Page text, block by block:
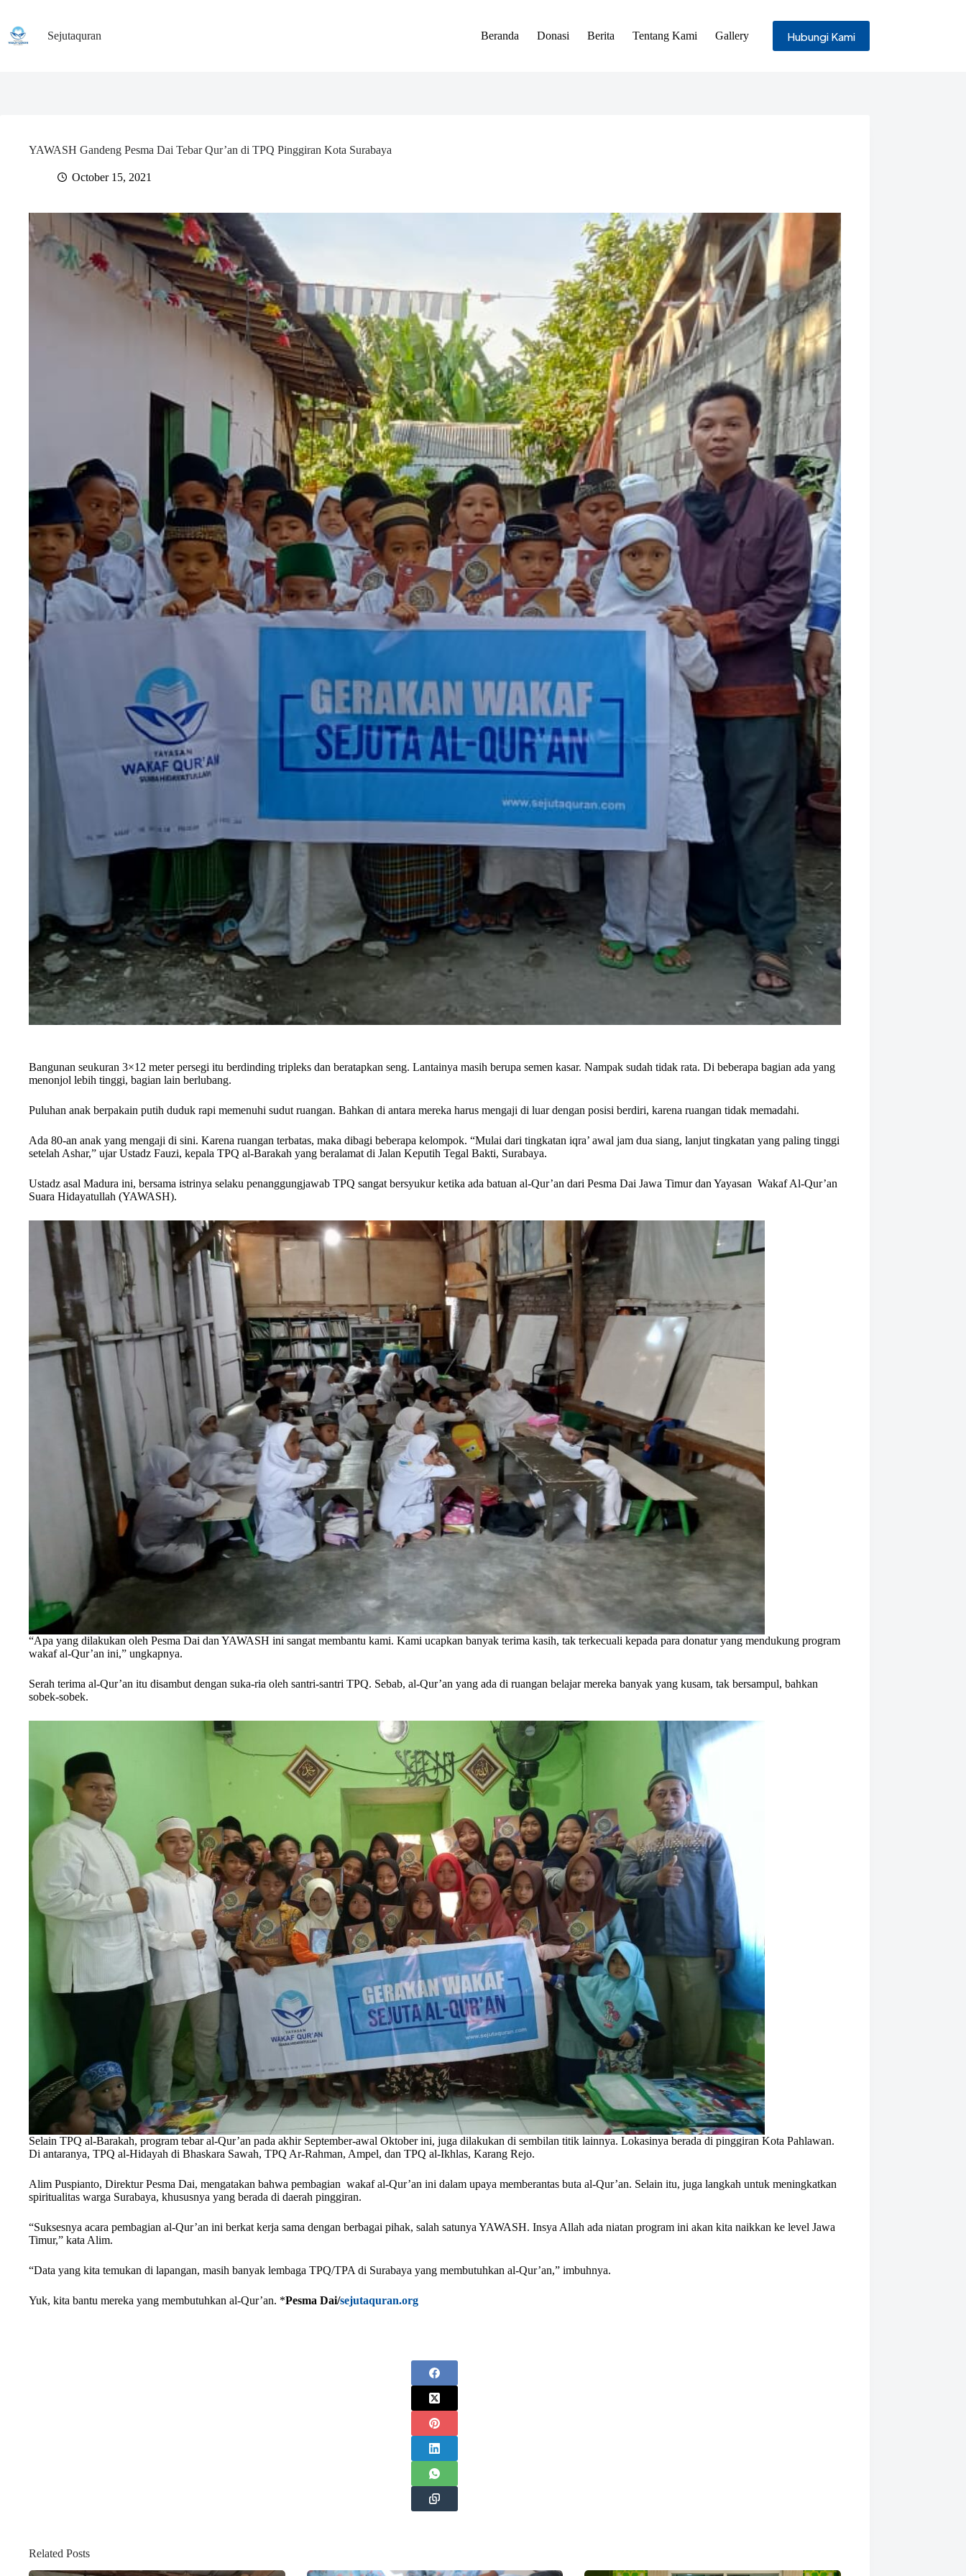
content
Sejutaquran Beranda Donasi Berita Tentang Kami Gallery Hubungi Kami
YAWASH Gandeng Pesma Dai Tebar Qur’an di TPQ Pinggiran Kota Surabaya
October 15, 2021
Bangunan seukuran 3×12 meter persegi itu berdinding tripleks dan beratapkan seng. Lantainya masih berupa semen kasar. Nampak sudah tidak rata. Di beberapa bagian ada yang
menonjol lebih tinggi, bagian lain berlubang.
Puluhan anak berpakain putih duduk rapi memenuhi sudut ruangan. Bahkan di antara mereka harus mengaji di luar dengan posisi berdiri, karena ruangan tidak memadahi.
Ada 80-an anak yang mengaji di sini. Karena ruangan terbatas, maka dibagi beberapa kelompok. “Mulai dari tingkatan iqra’ awal jam dua siang, lanjut tingkatan yang paling tinggi
setelah Ashar,” ujar Ustadz Fauzi, kepala TPQ al-Barakah yang beralamat di Jalan Keputih Tegal Bakti, Surabaya.
Ustadz asal Madura ini, bersama istrinya selaku penanggungjawab TPQ sangat bersyukur ketika ada batuan al-Qur’an dari Pesma Dai Jawa Timur dan Yayasan Wakaf Al-Qur’an
Suara Hidayatullah (YAWASH).
“Apa yang dilakukan oleh Pesma Dai dan YAWASH ini sangat membantu kami. Kami ucapkan banyak terima kasih, tak terkecuali kepada para donatur yang mendukung program
wakaf al-Qur’an ini,” ungkapnya.
Serah terima al-Qur’an itu disambut dengan suka-ria oleh santri-santri TPQ. Sebab, al-Qur’an yang ada di ruangan belajar mereka banyak yang kusam, tak bersampul, bahkan
sobek-sobek.
Selain TPQ al-Barakah, program tebar al-Qur’an pada akhir September-awal Oktober ini, juga dilakukan di sembilan titik lainnya. Lokasinya berada di pinggiran Kota Pahlawan.
Di antaranya, TPQ al-Hidayah di Bhaskara Sawah, TPQ Ar-Rahman, Ampel, dan TPQ al-Ikhlas, Karang Rejo.
Alim Puspianto, Direktur Pesma Dai, mengatakan bahwa pembagian wakaf al-Qur’an ini dalam upaya memberantas buta al-Qur’an. Selain itu, juga langkah untuk meningkatkan
spiritualitas warga Surabaya, khususnya yang berada di daerah pinggiran.
“Suksesnya acara pembagian al-Qur’an ini berkat kerja sama dengan berbagai pihak, salah satunya YAWASH. Insya Allah ada niatan program ini akan kita naikkan ke level Jawa
Timur,” kata Alim.
“Data yang kita temukan di lapangan, masih banyak lembaga TPQ/TPA di Surabaya yang membutuhkan al-Qur’an,” imbuhnya.
Yuk, kita bantu mereka yang membutuhkan al-Qur’an. *Pesma Dai/sejutaquran.org
Related Posts